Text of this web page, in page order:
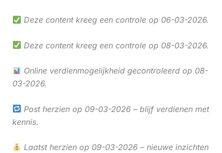
Deze content kreeg een controle op 06-03-2026.
Deze content kreeg een controle op 08-03-2026.
Online verdienmogelijkheid gecontroleerd op 08-
03-2026.
Post herzien op 09-03-2026 – blijf verdienen met
kennis.
Laatst herzien op 09-03-2026 – nieuwe inzichten